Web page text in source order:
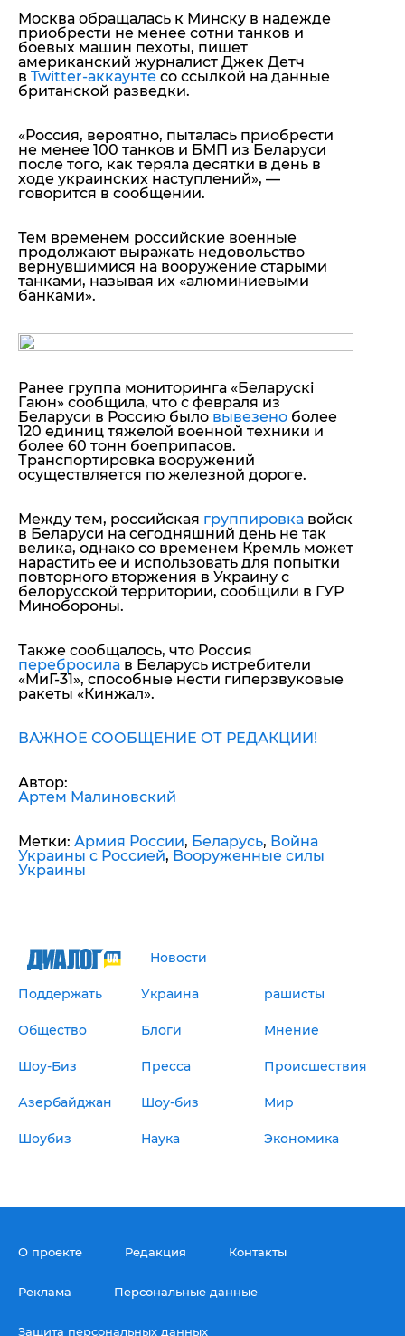
Москва обращалась к Минску в надежде
приобрести не менее сотни танков и
боевых машин пехоты, пишет
американский журналист Джек Детч
в Twitter-аккаунте со ссылкой на данные
британской разведки.
«Россия, вероятно, пыталась приобрести
не менее 100 танков и БМП из Беларуси
после того, как теряла десятки в день в
ходе украинских наступлений», —
говорится в сообщении.
Тем временем российские военные
продолжают выражать недовольство
вернувшимися на вооружение старыми
танками, называя их «алюминиевыми
банками».
Ранее группа мониторинга «Беларускі
Гаюн» сообщила, что с февраля из
Беларуси в Россию было вывезено более
120 единиц тяжелой военной техники и
более 60 тонн боеприпасов.
Транспортировка вооружений
осуществляется по железной дороге.
Между тем, российская группировка войск
в Беларуси на сегодняшний день не так
велика, однако со временем Кремль может
нарастить ее и использовать для попытки
повторного вторжения в Украину с
белорусской территории, сообщили в ГУР
Минобороны.
Также сообщалось, что Россия
перебросила в Беларусь истребители
«МиГ-31», способные нести гиперзвуковые
ракеты «Кинжал».
ВАЖНОЕ СООБЩЕНИЕ ОТ РЕДАКЦИИ!
Автор:
Артем Малиновский
Метки: Армия России, Беларусь, Война
Украины с Россией, Вооруженные силы
Украины
Новости
Поддержать Украина рашисты
Общество Блоги Мнение
Шоу-Биз Пресса Происшествия
Азербайджан Шоу-биз Мир
Шоубиз Наука Экономика
О проекте Редакция Контакты
Реклама Персональные данные
Защита персональных данных